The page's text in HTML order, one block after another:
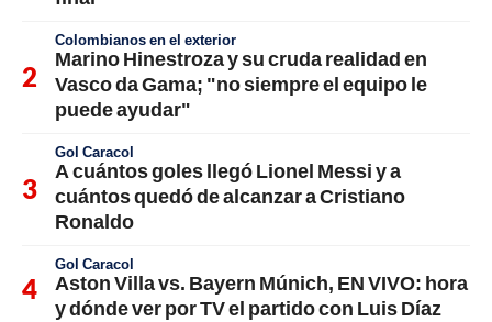
Colombianos en el exterior
Marino Hinestroza y su cruda realidad en
Vasco da Gama; "no siempre el equipo le
puede ayudar"
Gol Caracol
A cuántos goles llegó Lionel Messi y a
cuántos quedó de alcanzar a Cristiano
Ronaldo
Gol Caracol
Aston Villa vs. Bayern Múnich, EN VIVO: hora
y dónde ver por TV el partido con Luis Díaz